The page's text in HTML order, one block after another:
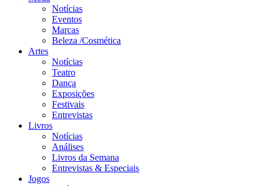
Notícias
Eventos
Marcas
Beleza /Cosmética
Artes
Notícias
Teatro
Dança
Exposições
Festivais
Entrevistas
Livros
Notícias
Análises
Livros da Semana
Entrevistas & Especiais
Jogos